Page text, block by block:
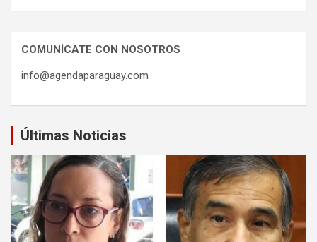
COMUNÍCATE CON NOSOTROS
info@agendaparaguay.com
Últimas Noticias